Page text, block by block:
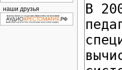
наши друзья